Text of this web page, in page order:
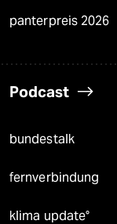
panterpreis 2026
Podcast
bundestalk
fernverbindung
klima update°